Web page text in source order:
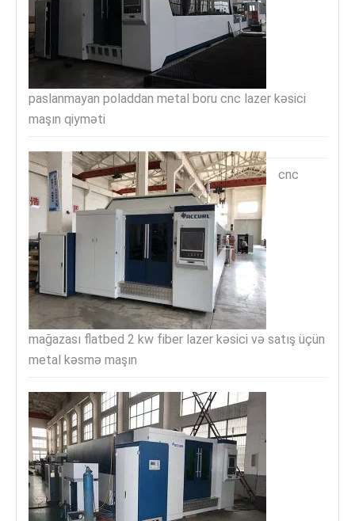
paslanmayan poladdan metal boru cnc lazer kəsici
maşın qiyməti
cnc
mağazası flatbed 2 kw fiber lazer kəsici və satış üçün
metal kəsmə maşın